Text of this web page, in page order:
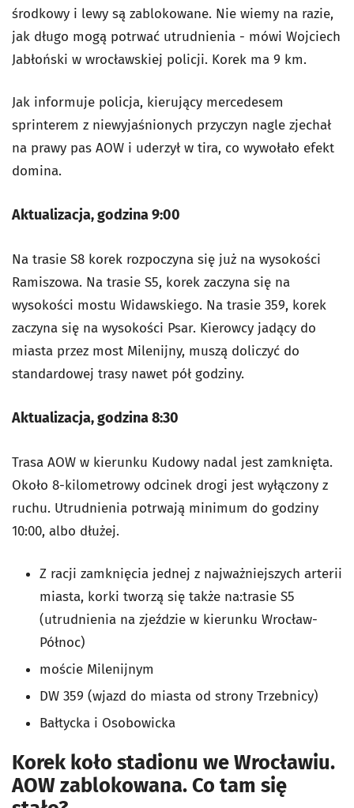
środkowy i lewy są zablokowane. Nie wiemy na razie,
jak długo mogą potrwać utrudnienia - mówi Wojciech
Jabłoński w wrocławskiej policji. Korek ma 9 km.
Jak informuje policja, kierujący mercedesem
sprinterem z niewyjaśnionych przyczyn nagle zjechał
na prawy pas AOW i uderzył w tira, co wywołało efekt
domina.
Aktualizacja, godzina 9:00
Na trasie S8 korek rozpoczyna się już na wysokości
Ramiszowa. Na trasie S5, korek zaczyna się na
wysokości mostu Widawskiego. Na trasie 359, korek
zaczyna się na wysokości Psar. Kierowcy jadący do
miasta przez most Milenijny, muszą doliczyć do
standardowej trasy nawet pół godziny.
Aktualizacja, godzina 8:30
Trasa AOW w kierunku Kudowy nadal jest zamknięta.
Około 8-kilometrowy odcinek drogi jest wyłączony z
ruchu. Utrudnienia potrwają minimum do godziny
10:00, albo dłużej.
Z racji zamknięcia jednej z najważniejszych arterii
miasta, korki tworzą się także na:trasie S5
(utrudnienia na zjeździe w kierunku Wrocław-
Północ)
moście Milenijnym
DW 359 (wjazd do miasta od strony Trzebnicy)
Bałtycka i Osobowicka
Korek koło stadionu we Wrocławiu.
AOW zablokowana. Co tam się